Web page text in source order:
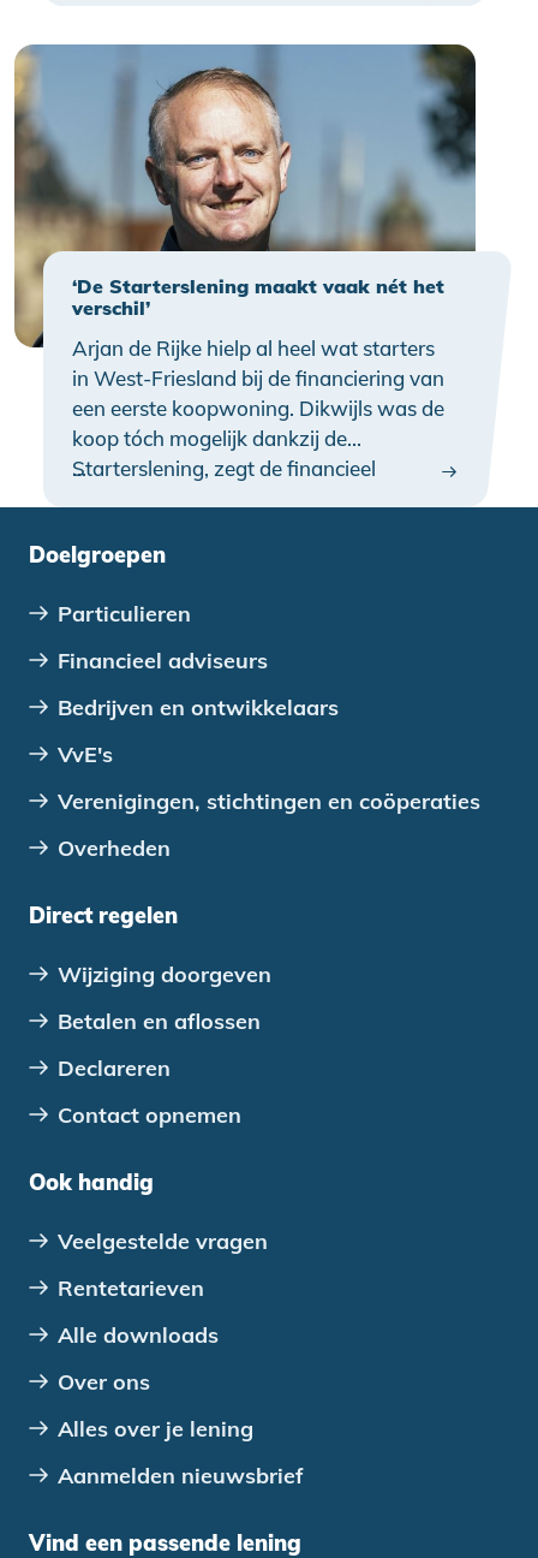
‘De Starterslening maakt vaak nét het
verschil’
Arjan de Rijke hielp al heel wat starters
in West-Friesland bij de financiering van
een eerste koopwoning. Dikwijls was de
koop tóch mogelijk dankzij de
Starterslening, zegt de financieel
Starterslening van 30.000 of 50.000
of niet financieren van een eerste
woning.”
…
Doelgroepen
Particulieren
Financieel adviseurs
Bedrijven en ontwikkelaars
VvE's
Verenigingen, stichtingen en coöperaties
Overheden
Direct regelen
Wijziging doorgeven
Betalen en aflossen
Declareren
Contact opnemen
Ook handig
Veelgestelde vragen
Rentetarieven
Alle downloads
Over ons
Alles over je lening
Aanmelden nieuwsbrief
Vind een passende lening